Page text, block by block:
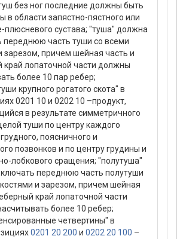
без ног последние должны быть
в области запястно-пястного или
плюсневого сустава; "туша" должна
переднюю часть туши со всеми
зарезом, причем шейная часть и
край лопаточной части должны
более 10 пар ребер;
крупного рогатого скота" в
0201 10 и 0202 10 –продукт,
в результате симметричного
туши по центру каждого
поясничного и
позвонков и по центру грудины и
лобкового сращения; "полутуша"
переднюю часть полутуши
и зарезом, причем шейная
край лопаточной части
более 10 ребер;
четвертины" в
0201 20 200 и 0202 20 100 –